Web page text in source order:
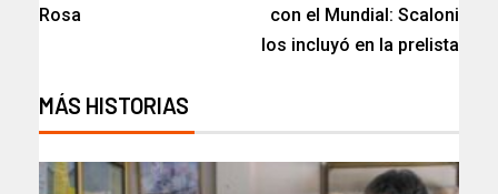
Rosa
con el Mundial: Scaloni
los incluyó en la prelista
MÁS HISTORIAS